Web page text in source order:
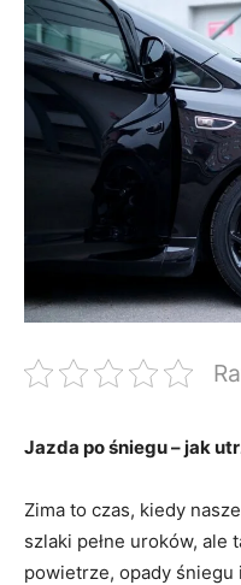
Jazda ‍po ⁤śniegu – jak
Zima to ⁢czas, kiedy
‍szlaki pełne uroków, ale
powietrze, opady